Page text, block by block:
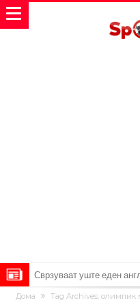
Замена за Влаховиќ:
УЕФА повторно се
Дома Tag Archives: олимпик